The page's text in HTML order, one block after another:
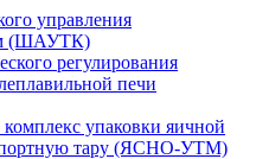
управления
(ШАУТК)
регулирования
печи
упаковки яичной
тару (ЯСНО-УТМ)